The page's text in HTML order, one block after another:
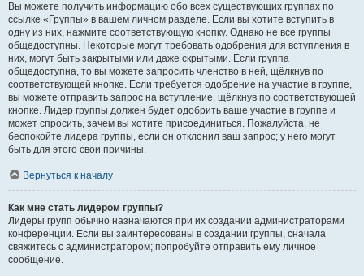
Вы можете получить информацию обо всех существующих группах по
ссылке «Группы» в вашем личном разделе. Если вы хотите вступить в
одну из них, нажмите соответствующую кнопку. Однако не все группы
общедоступны. Некоторые могут требовать одобрения для вступления в
них, могут быть закрытыми или даже скрытыми. Если группа
общедоступна, то вы можете запросить членство в ней, щёлкнув по
соответствующей кнопке. Если требуется одобрение на участие в группе,
вы можете отправить запрос на вступление, щёлкнув по соответствующей
кнопке. Лидер группы должен будет одобрить ваше участие в группе и
может спросить, зачем вы хотите присоединиться. Пожалуйста, не
беспокойте лидера группы, если он отклонил ваш запрос; у него могут
быть для этого свои причины.
Вернуться к началу
Как мне стать лидером группы?
Лидеры групп обычно назначаются при их создании администраторами
конференции. Если вы заинтересованы в создании группы, сначала
свяжитесь с администратором; попробуйте отправить ему личное
сообщение.